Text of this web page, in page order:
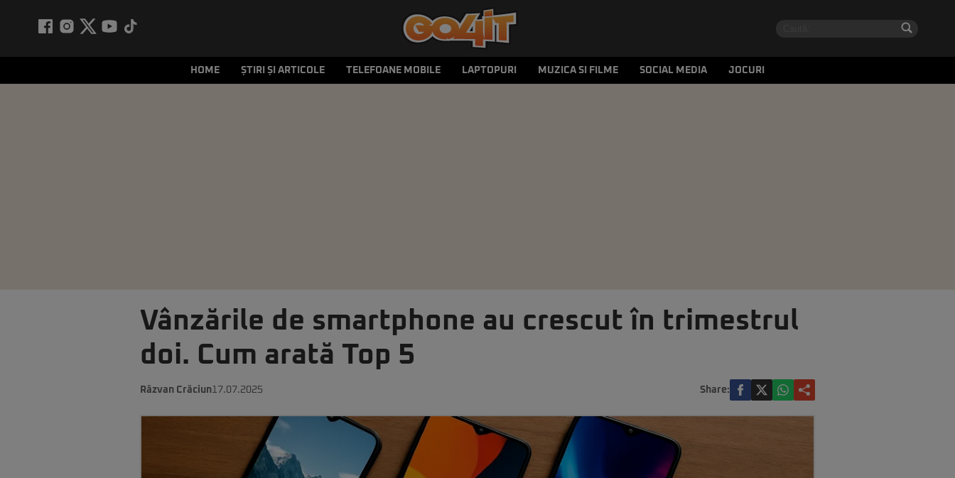
HOME ȘTIRI ȘI ARTICOLE TELEFOANE MOBILE LAPTOPURI MUZICA SI FILME SOCIAL MEDIA JOCURI
Vânzările de smartphone au crescut în trimestrul
doi. Cum arată Top 5
Răzvan Crăciun17.07.2025 Share: